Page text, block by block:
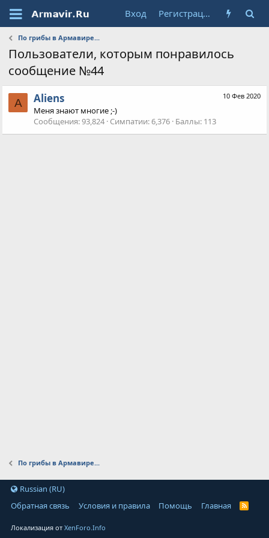
Вход Регистрация
По грибы в Армавире...
Пользователи, которым понравилось
сообщение №44
A
10 Фев 2020
Aliens
Меня знают многие ;-)
Сообщения 93,824 Симпатии 6,376 Баллы 113
По грибы в Армавире...
Russian (RU)
Обратная связь
Условия и правила Помощь Главная
Локализация отXenForo.Info